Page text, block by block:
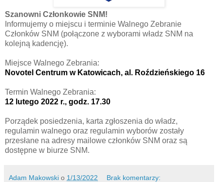
Szanowni Członkowie SNM!
Informujemy o miejscu i terminie Walnego Zebranie
Członków SNM (połączone z wyborami władz SNM na
kolejną kadencję).
Miejsce Walnego Zebrania:
Novotel Centrum w Katowicach, al. Roździeńskiego 16
Termin Walnego Zebrania:
12 lutego 2022 r., godz. 17.30
Porządek posiedzenia, karta zgłoszenia do władz,
regulamin walnego oraz regulamin wyborów zostały
przesłane na adresy mailowe członków SNM oraz są
dostępne w biurze SNM.
Adam Makowski o 1/13/2022 Brak komentarzy: